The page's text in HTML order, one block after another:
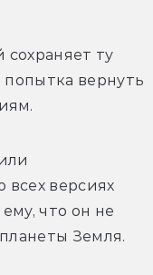
сохраняет ту
попытка вернуть
всех версиях
что он не
Земля.